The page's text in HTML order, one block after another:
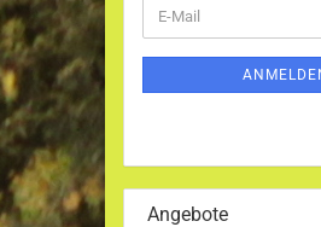
ZUR
E-
Mail
Angebote